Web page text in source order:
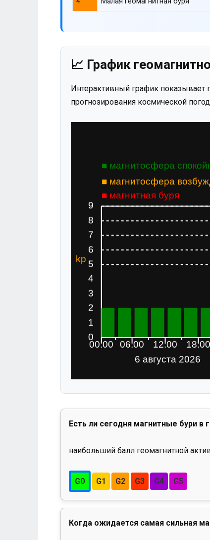
📈 График
Интерактивный график показывает
прогнозирования космической
Есть ли сегодня магнитные бури в
наибольший балл геомагнитной
G0 G1 G2 G3 G4 G5
Когда ожидается самая сильная